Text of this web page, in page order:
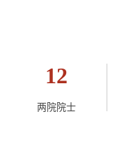
12
两院院士